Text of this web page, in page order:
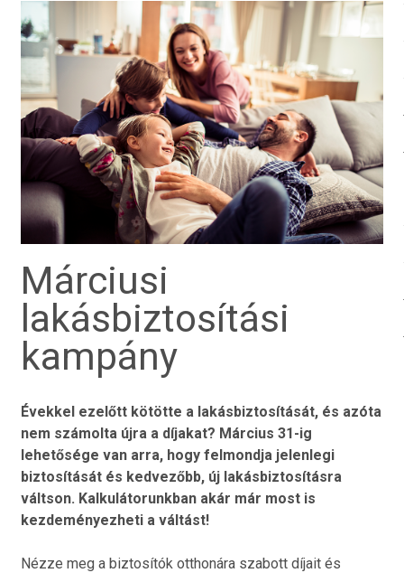
Márciusi
lakásbiztosítási
kampány
Évekkel ezelőtt kötötte a lakásbiztosítását, és azóta
nem számolta újra a díjakat? Március 31-ig
lehetősége van arra, hogy felmondja jelenlegi
biztosítását és kedvezőbb, új lakásbiztosításra
váltson. Kalkulátorunkban akár már most is
kezdeményezheti a váltást!
Nézze meg a biztosítók otthonára szabott díjait és